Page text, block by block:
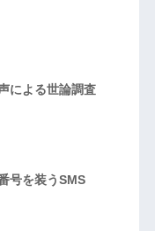
による世論調査
号を装うSMS